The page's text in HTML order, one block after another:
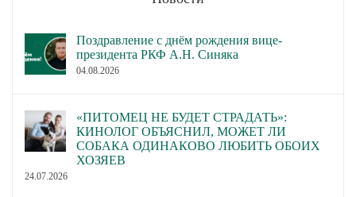
Поздравление с днём рождения вице-
президента РКФ А.Н. Синяка
04.08.2026
«ПИТОМЕЦ НЕ БУДЕТ СТРАДАТЬ»:
КИНОЛОГ ОБЪЯСНИЛ, МОЖЕТ ЛИ
СОБАКА ОДИНАКОВО ЛЮБИТЬ ОБОИХ
ХОЗЯЕВ
24.07.2026